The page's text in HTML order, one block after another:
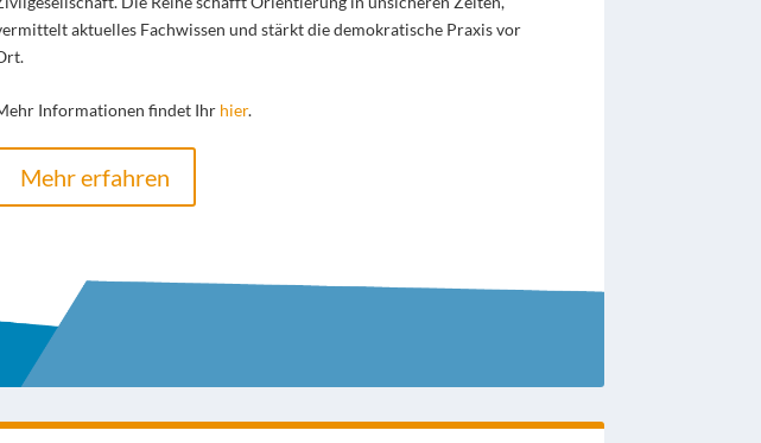
aktuelles Fachwissen und stärkt die demokratische Praxis vor
Informationen findet Ihr hier.
Mehr erfahren